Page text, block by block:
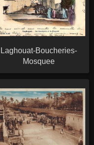
Laghouat-Boucheries-
Mosquee